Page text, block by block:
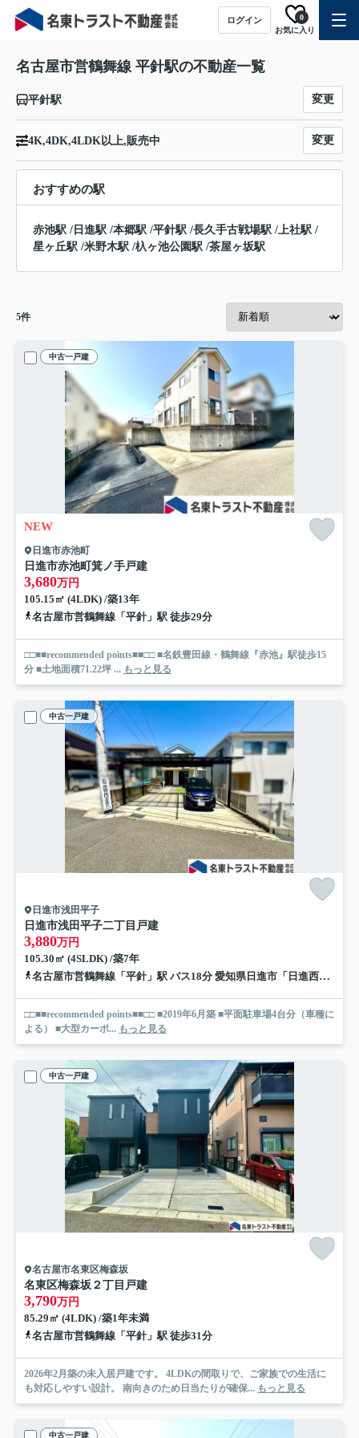
ログイン
お気に入り
0
名古屋市営鶴舞線 平針駅の不動産一覧
平針駅 変更
4K,4DK,4LDK以上,販売中 変更
おすすめの駅
赤池駅 / 日進駅 /本郷駅 /平針駅 /長久手古戦場駅 /上社駅 /
星ヶ丘駅 /米野木駅 /杁ヶ池公園駅 /茶屋ヶ坂駅
5件
中古一戸建
NEW
日進市赤池町
日進市赤池町箕ノ手戸建
3,680万円
105.15㎡ (4LDK) /築13年
名古屋市営鶴舞線「平針」駅 徒歩29分
□□■■recommended points■■□□ ■名鉄豊田線・鶴舞線『赤池』駅徒歩15
分 ■土地面積71.22坪 ... もっと見る
中古一戸建
日進市浅田平子
日進市浅田平子二丁目戸建
3,880万円
105.30㎡ (4SLDK) /築7年
名古屋市営鶴舞線「平針」駅 バス18分 愛知県日進市「日進西高校」 停歩3分
□□■■recommended points■■□□ ■2019年6月築 ■平面駐車場4台分（車種に
よる） ■大型カーポ... もっと見る
中古一戸建
名古屋市名東区梅森坂
名東区梅森坂２丁目戸建
3,790万円
85.29㎡ (4LDK) /築1年未満
名古屋市営鶴舞線「平針」駅 徒歩31分
2026年2月築の未入居戸建です。 4LDKの間取りで、ご家族での生活に
も対応しやすい設計。 南向きのため日当たりが確保... もっと見る
中古一戸建